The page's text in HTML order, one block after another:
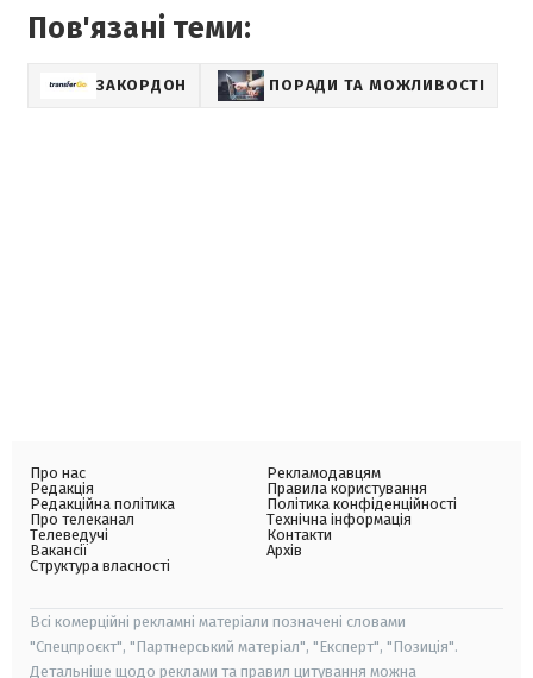
Пов'язані теми:
ЗАКОРДОН ПОРАДИ ТА МОЖЛИВОСТІ
Про нас
Редакція
Редакційна політика
Про телеканал
Телеведучі
Вакансії
Структура власності
Рекламодавцям
Правила користування
Політика конфіденційності
Технічна інформація
Контакти
Архів
Всі комерційні рекламні матеріали позначені словами
"Спецпроєкт", "Партнерський матеріал", "Експерт", "Позиція".
Детальніше щодо реклами та правил цитування можна